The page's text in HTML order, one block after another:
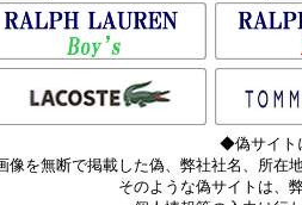
◆偽サイト
像を無断で掲載した偽、弊社社名、所在
そのような偽サイトは、